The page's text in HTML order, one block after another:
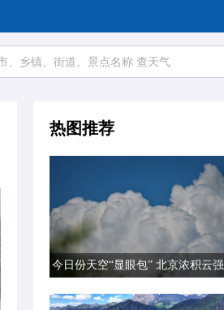
热图推荐
今日份天空“显眼包” 北京浓积云